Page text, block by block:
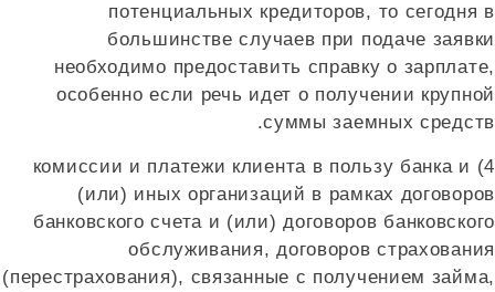
потенциальных кредиторов, то сегодня в
большинстве случаев при подаче заявки
необходимо предоставить справку о зарплате,
особенно если речь идет о получении крупной
суммы заемных средств.
4) комиссии и платежи клиента в пользу банка и
(или) иных организаций в рамках договоров
банковского счета и (или) договоров банковского
обслуживания, договоров страхования
(перестрахования), связанные с получением займа,